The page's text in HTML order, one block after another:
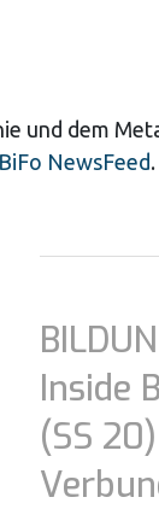
und dem
BiFo NewsFeed.
Inside
(SS